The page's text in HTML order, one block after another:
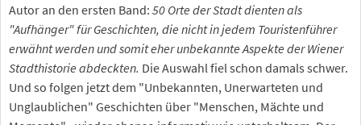
Autor an den ersten Band: 50 Orte der Stadt dienten als
"Aufhänger" für Geschichten, die nicht in jedem Touristenführer
erwähnt werden und somit eher unbekannte Aspekte der Wiener
Stadthistorie abdeckten. Die Auswahl fiel schon damals schwer.
Und so folgen jetzt dem "Unbekannten, Unerwarteten und
Unglaublichen" Geschichten über "Menschen, Mächte und